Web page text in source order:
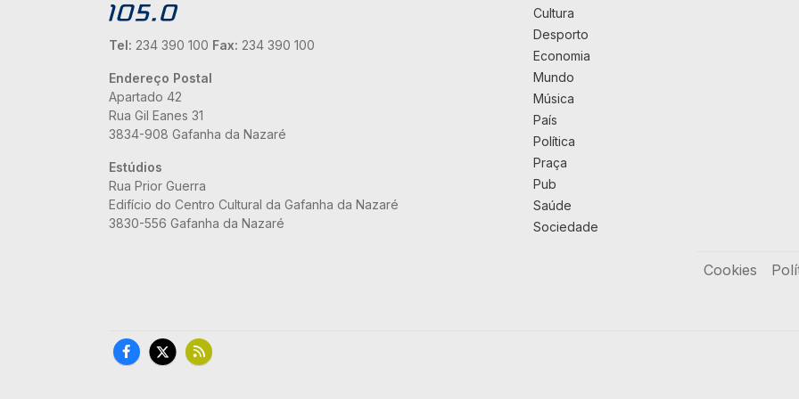
Tel: 234 390 100 Fax: 234 390 100
Endereço Postal
Apartado 42
Rua Gil Eanes 31
3834-908 Gafanha da Nazaré
Estúdios
Rua Prior Guerra
Edifício do Centro Cultural da Gafanha da Nazaré
3830-556 Gafanha da Nazaré
Cultura
Desporto
Economia
Mundo
Música
País
Política
Praça
Pub
Saúde
Sociedade
Cookies